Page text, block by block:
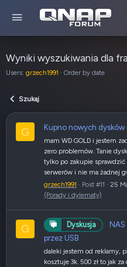
Wyniki wyszukiwania dla
Users: grzech1991 Order by date
Szukaj
G Kupno nowych dysków
mam WD GOLD i jestem
zero problemów. Tanie
tylko po zakupie
serwerów i nie ma żadnej
grzech1991
Post #11 25
(Porady i dylematy)
G Dyskusja
NAS
przez USB
daleki jestem od reklamy,
kosztuje 3k. 500 zł to jak